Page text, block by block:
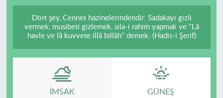
Dört şey, Cennet hazinelerindendir: Sadakayı gizli
vermek, musibeti gizlemek, sıla-i rahim yapmak ve "Lâ
havle ve lâ kuvvete illâ billâh" demek. (Hadis-i Şerif)
İMSAK GÜNEŞ
Resmi İlanlar
Haber Arşivi